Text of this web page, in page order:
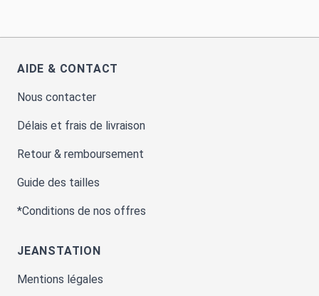
AIDE & CONTACT
Nous contacter
Délais et frais de livraison
Retour & remboursement
Guide des tailles
*Conditions de nos offres
JEANSTATION
Mentions légales